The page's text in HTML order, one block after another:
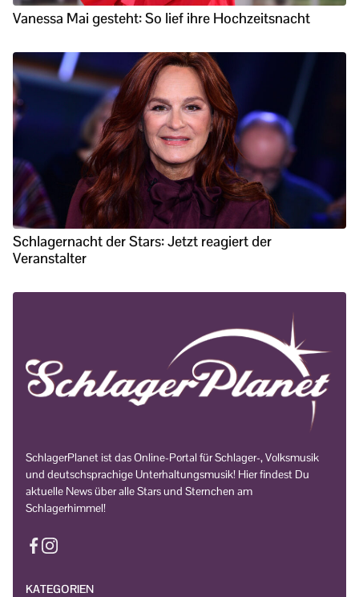
Vanessa Mai gesteht: So lief ihre Hochzeitsnacht
Schlagernacht der Stars: Jetzt reagiert der
Veranstalter
SchlagerPlanet ist das Online-Portal für Schlager-, Volksmusik
und deutschsprachige Unterhaltungsmusik! Hier findest Du
aktuelle News über alle Stars und Sternchen am
Schlagerhimmel!
KATEGORIEN